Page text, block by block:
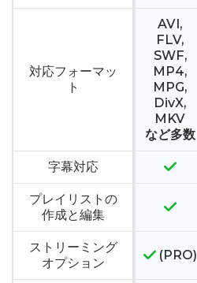
対応フォーマッ
ト
AVI,
FLV,
SWF,
MP4,
MPG,
DivX,
MKV
など多数
字幕対応
プレイリストの
作成と編集
ストリーミング
オプション
(PRO)